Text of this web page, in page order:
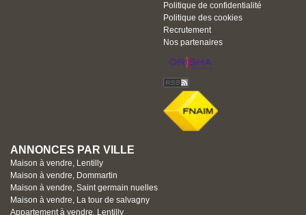
Politique de confidentialité
Politique des cookies
Recrutement
Nos partenaires
ANNONCES PAR VILLE
Maison à vendre, Lentilly
Maison à vendre, Dommartin
Maison à vendre, Saint germain nuelles
Maison à vendre, La tour de salvagny
Appartement à vendre, Lentilly